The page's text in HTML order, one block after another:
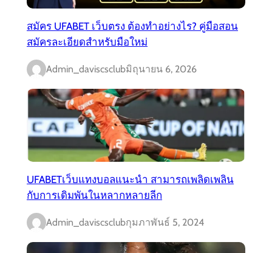
สมัคร UFABET เว็บตรง ต้องทำอย่างไร? คู่มือสอน
สมัครละเอียดสำหรับมือใหม่
Admin_daviscsclubมิถุนายน 6, 2026
UFABETเว็บแทงบอลแนะนำ สามารถเพลิดเพลิน
กับการเดิมพันในหลากหลายลีก
Admin_daviscsclubกุมภาพันธ์ 5, 2024